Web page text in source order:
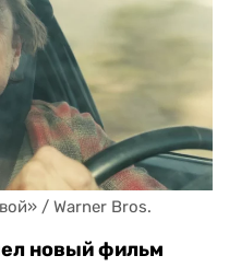
/ Warner Bros.
новый фильм